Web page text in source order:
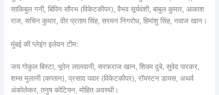
साकिबुल गनी, बिपिन सौरभ (विकेटकीपर), वैभव सूर्यवंशी, बाबुल कुमार, आकाश
राज, सचिन कुमार, वीर प्रताप सिंह, सरमन निगरोध, हिमांशु सिंह, नवाज खान।
मुंबई की प्लेइंग इलेवन टीम:
जय गोकुल बिस्टा, भूपेन लालवानी, सरफराज खान, शिवम दुबे, सुवेद पारकर,
शम्स मुलानी (कप्तान), प्रसाद पवार (विकेटकीपर), रॉयस्टन डायस, अथर्व
अंकोलेकर, तनुष कोटियन, मोहित अवस्थी।